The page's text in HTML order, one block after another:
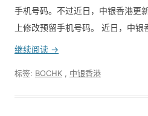
手机号码。不过近日，中银香港更
上修改预留手机号码。 近日，中
继续阅读 →
标签: BOCHK 中银香港